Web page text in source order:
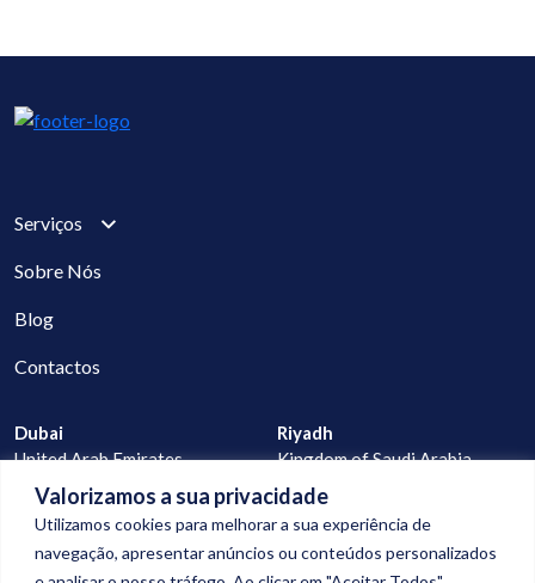
Valorizamos a sua privacidade
Utilizamos cookies para melhorar a sua experiência de
navegação, apresentar anúncios ou conteúdos personalizados
Serviços
Sobre Nós
Blog
Contactos
Dubai
United Arab Emirates
Lisbon
Riyadh
Kingdom of Saudi Arabia
Cape Verde